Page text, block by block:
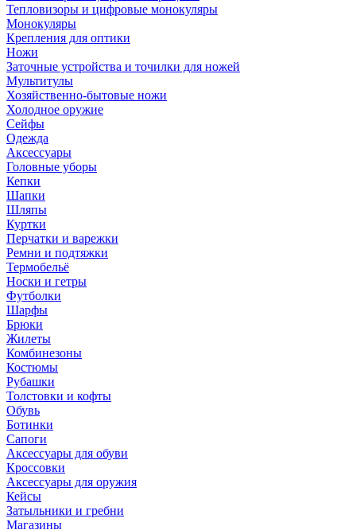
Тепловизоры и цифровые монокуляры
Монокуляры
Крепления для оптики
Ножи
Заточные устройства и точилки для ножей
Мультитулы
Хозяйственно-бытовые ножи
Холодное оружие
Сейфы
Одежда
Аксессуары
Головные уборы
Кепки
Шапки
Шляпы
Куртки
Перчатки и варежки
Ремни и подтяжки
Термобельё
Носки и гетры
Футболки
Шарфы
Брюки
Жилеты
Комбинезоны
Костюмы
Рубашки
Толстовки и кофты
Обувь
Ботинки
Сапоги
Аксессуары для обуви
Кроссовки
Аксессуары для оружия
Кейсы
Затыльники и гребни
Магазины